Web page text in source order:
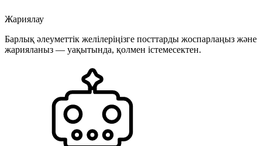
Жариялау
Барлық әлеуметтік желілеріңізге посттарды жоспарлаңыз және
жарияланыз — уақытында, қолмен істемесектен.